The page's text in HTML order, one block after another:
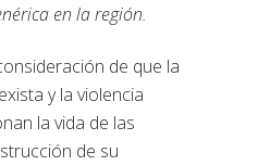
en la región.
de que la
y la violencia
la vida de las
de su